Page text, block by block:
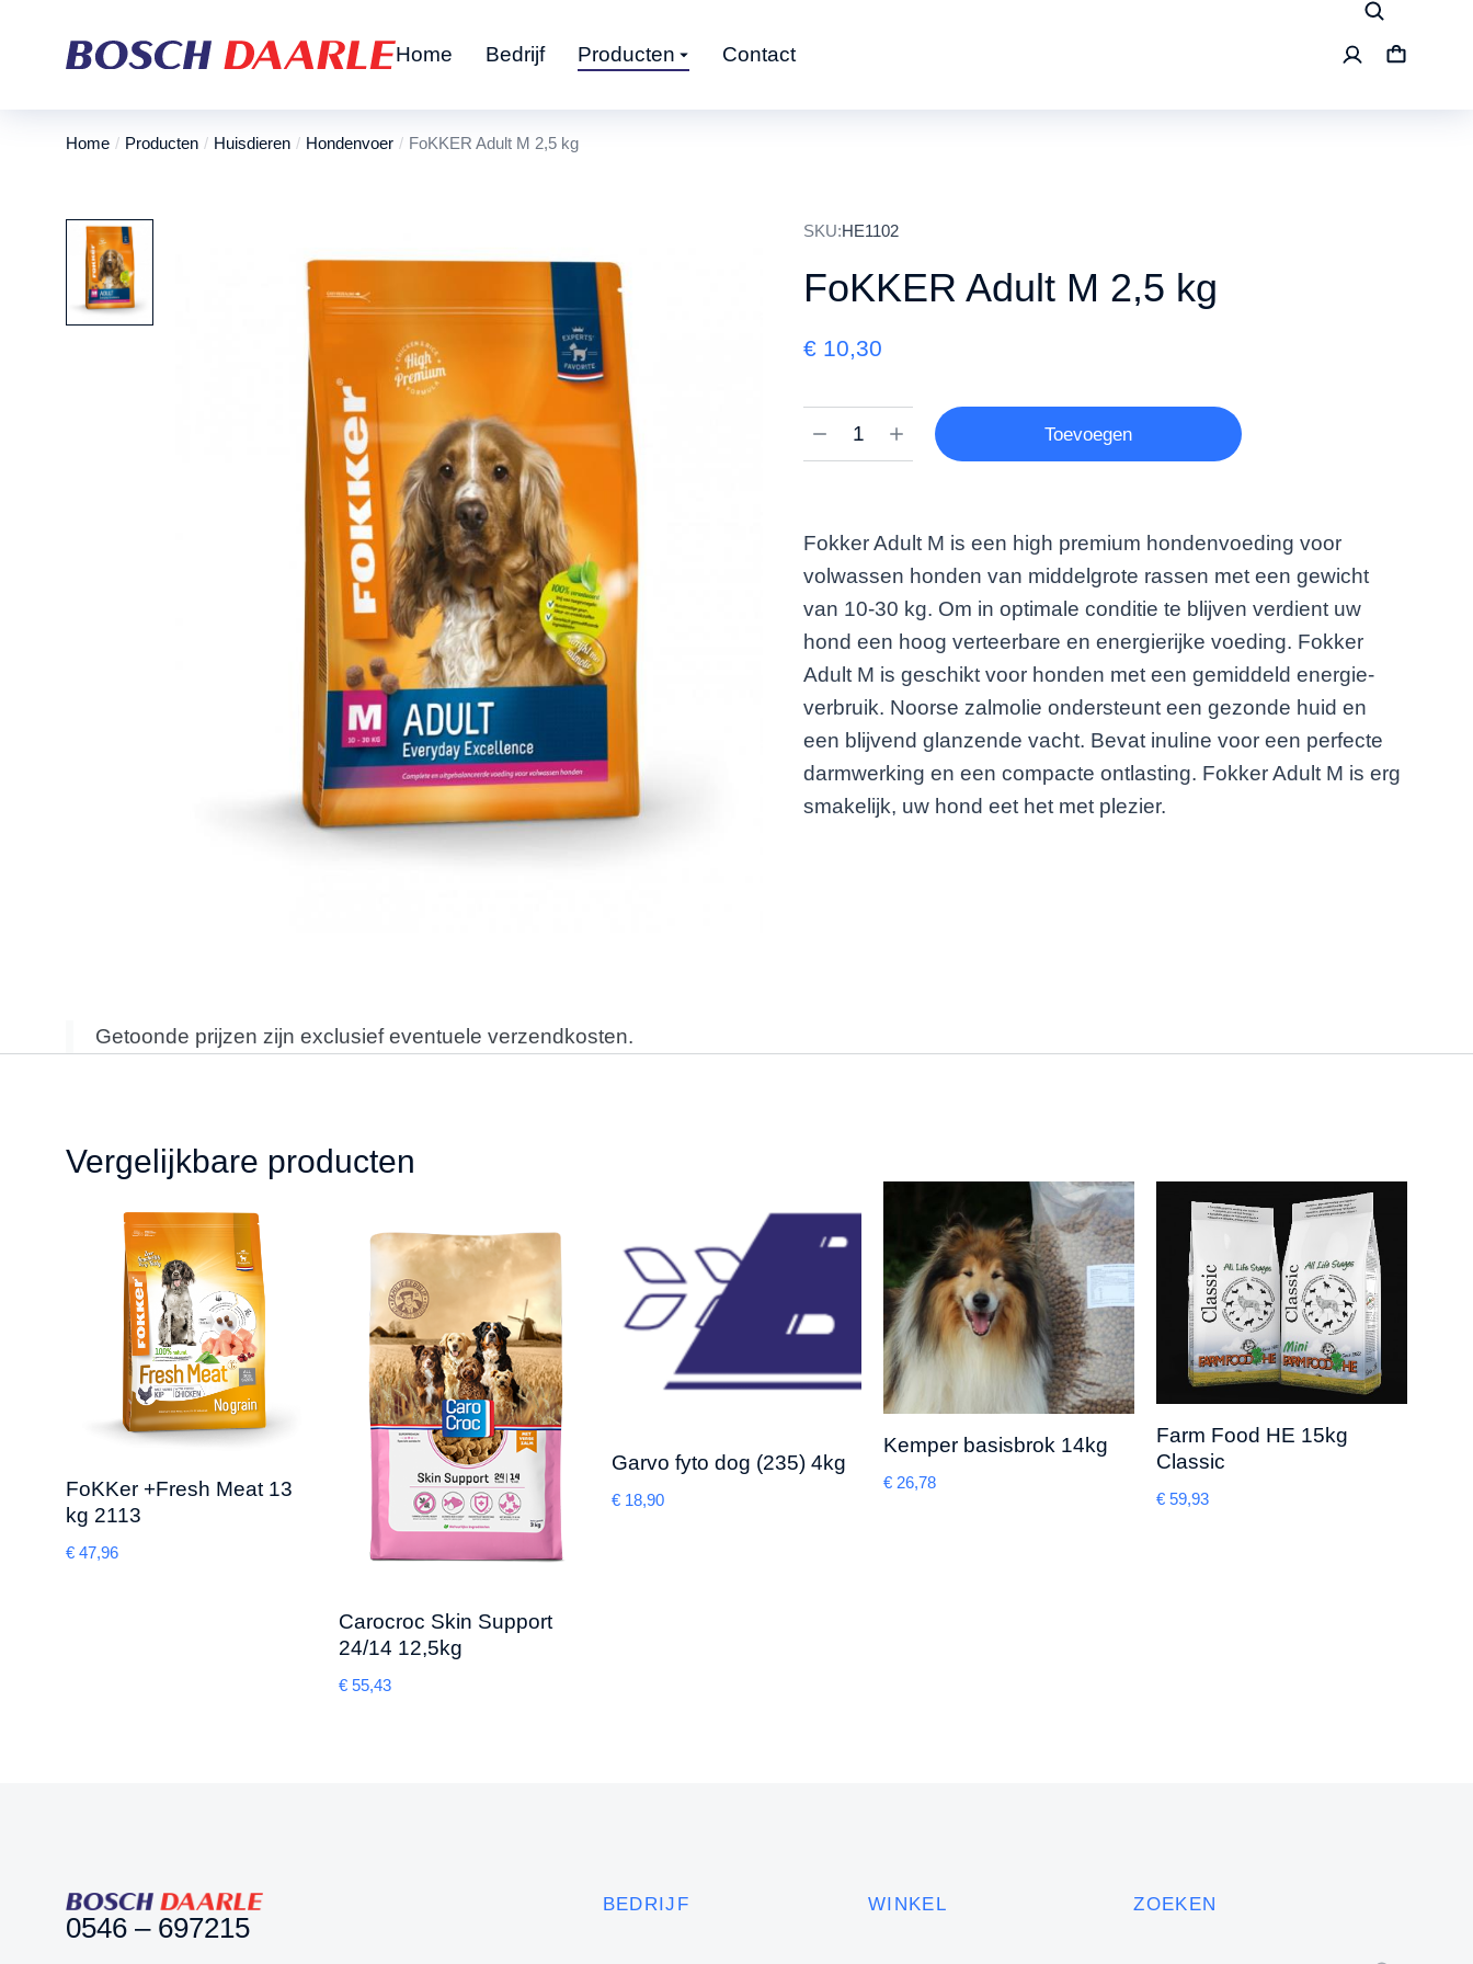
Home Bedrijf Producten Contact
Je bent hier:
Home Producten Huisdieren Hondenvoer FoKKER Adult M 2,5 kg
SKU:HE1102
FoKKER Adult M 2,5 kg
€ 10,30
Toevoegen
Fokker Adult M is een high premium hondenvoeding voor
volwassen honden van middelgrote rassen met een gewicht
van 10-30 kg. Om in optimale conditie te blijven verdient uw
hond een hoog verteerbare en energierijke voeding. Fokker
Adult M is geschikt voor honden met een gemiddeld energie-
verbruik. Noorse zalmolie ondersteunt een gezonde huid en
een blijvend glanzende vacht. Bevat inuline voor een perfecte
darmwerking en een compacte ontlasting. Fokker Adult M is erg
smakelijk, uw hond eet het met plezier.
Getoonde prijzen zijn exclusief eventuele verzendkosten.
Vergelijkbare producten
FoKKer +Fresh Meat 13
kg 2113
€ 47,96
Carocroc Skin Support
24/14 12,5kg
€55,43
Garvo fyto dog (235) 4kg
€18,90
Kemper basisbrok 14kg
€ 26,78
Farm Food HE 15kg
Classic
€ 59,93
0546 – 697215
BEDRIJF WINKEL ZOEKEN